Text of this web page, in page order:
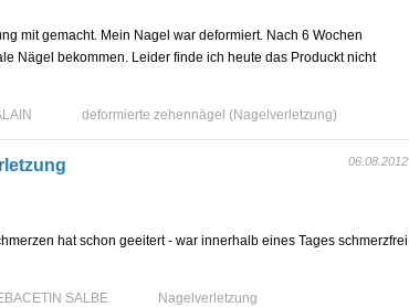
mit gemacht. Mein Nagel war deformiert. Nach 6 Wochen
Nägel bekommen. Leider finde ich heute das Produckt nicht
deformierte zehennägel (Nagelverletzung)
06.08.2012
hat schon geeitert - war innerhalb eines Tages schmerzfrei
SALBE Nagelverletzung